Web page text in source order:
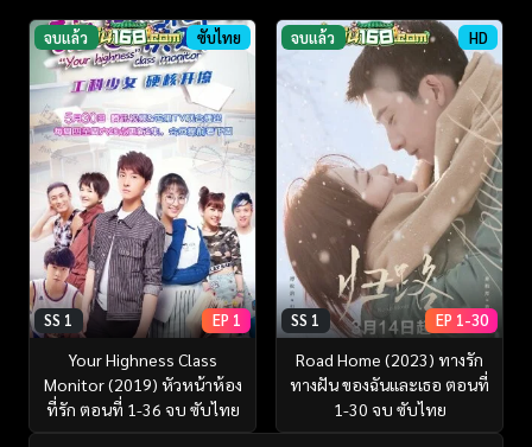
จบแล้ว ซับไทย
SS 1 EP 1
Your Highness Class
Monitor (2019) หัวหน้าห้อง
ที่รัก ตอนที่ 1-36 จบ ซับไทย
จบแล้ว HD
SS 1 EP 1-30
Road Home (2023) ทางรัก
ทางฝัน ของฉันและเธอ ตอนที่
1-30 จบ ซับไทย